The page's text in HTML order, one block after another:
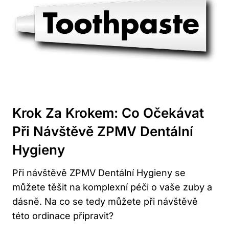
Krok Za Krokem: Co Očekávat
Při Návštěvě ZPMV Dentální
Hygieny
Při návštěvě ZPMV Dentální Hygieny se
můžete těšit na komplexní péči o vaše zuby a
dásně. Na co se tedy můžete při návštěvě
této ordinace připravit?